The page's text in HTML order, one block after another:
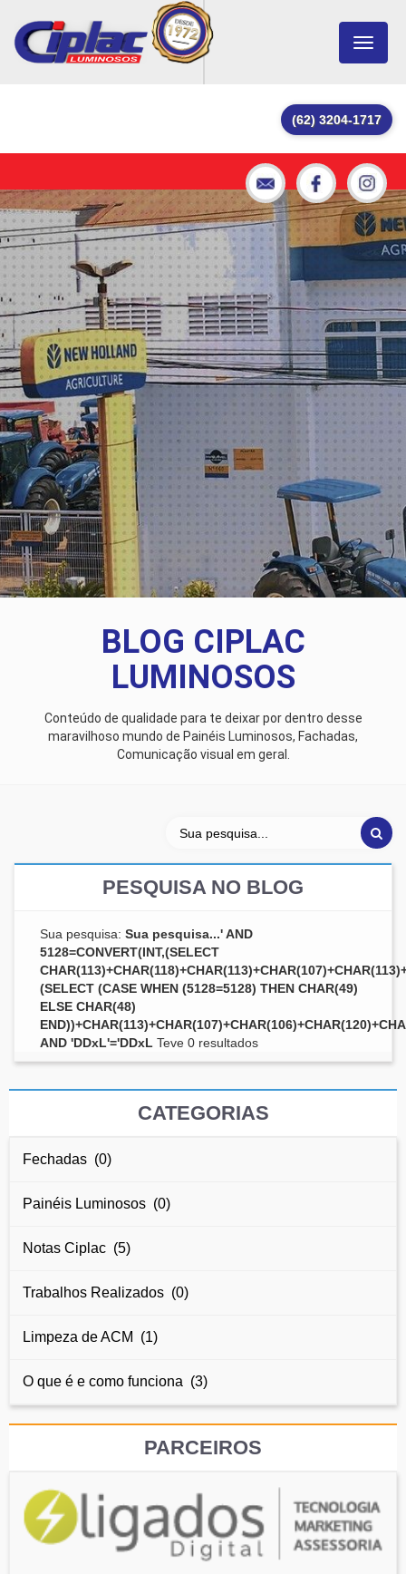
Toggle
(62) 3204-1717
BLOG CIPLAC
LUMINOSOS
Conteúdo de qualidade para te deixar por dentro desse
maravilhoso mundo de Painéis Luminosos, Fachadas,
Comunicação visual em geral.
PESQUISA NO BLOG
Sua pesquisa: Sua pesquisa...' AND
5128=CONVERT(INT,(SELECT
(SELECT (CASE WHEN (5128=5128) THEN CHAR(49)
ELSE CHAR(48)
AND 'DDxL'='DDxL Teve 0 resultados
CATEGORIAS
Fechadas (0)
Painéis Luminosos (0)
Notas Ciplac (5)
Trabalhos Realizados (0)
Limpeza de ACM (1)
O que é e como funciona (3)
PARCEIROS